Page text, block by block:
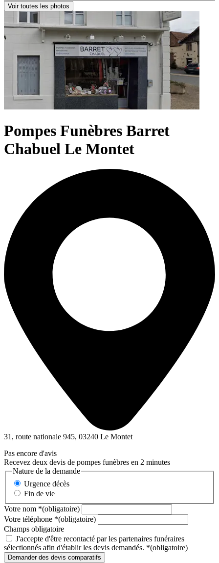
Voir toutes les photos
Pompes Funèbres Barret
Chabuel Le Montet
31, route nationale 945, 03240 Le Montet
Pas encore d'avis
Recevez deux devis de pompes funèbres en 2 minutes
Nature de la demande
Urgence décès
Fin de vie
Votre nom *(obligatoire)
Votre téléphone *(obligatoire)
Champs obligatoire
J'accepte d'être recontacté par les partenaires funéraires
sélectionnés afin d'établir les devis demandés. *(obligatoire)